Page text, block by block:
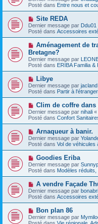
a
g
e
m
e
s
s
a
g
u
v
e
a
u
m
e
s
s
a
g
e
Posté dans Entre nous et
N
o
u
v
a
u
m
e
s
s
a
g
e
Site REDA
Dernier message par Ddu01
Posté dans Accessoires
N
u
v
e
a
m
e
s
s
g
e
Aménagement de
Bretagne?
Dernier message par
Posté dans ERIBA Familia &
N
o
u
v
a
u
m
e
s
s
a
g
e
Libye
Dernier message par jacland
Posté dans Partir à l'étranger
N
o
u
v
a
u
m
e
s
s
a
g
Clim de coffre dans
Dernier message par nihali «
Posté dans Confort
N
o
u
v
a
u
m
e
s
s
a
g
e
Arnaqueur à banir.
Dernier message par
Posté dans Vol de véhicules
N
o
u
v
a
u
m
e
s
a
Goodies Eriba
Dernier message par
Posté dans Modèles
N
o
u
v
e
a
u
A vendre Façade
Dernier message par
Posté dans Accessoires
N
o
u
Bon plan 86
Dernier message par
Posté dans Vie régionale,